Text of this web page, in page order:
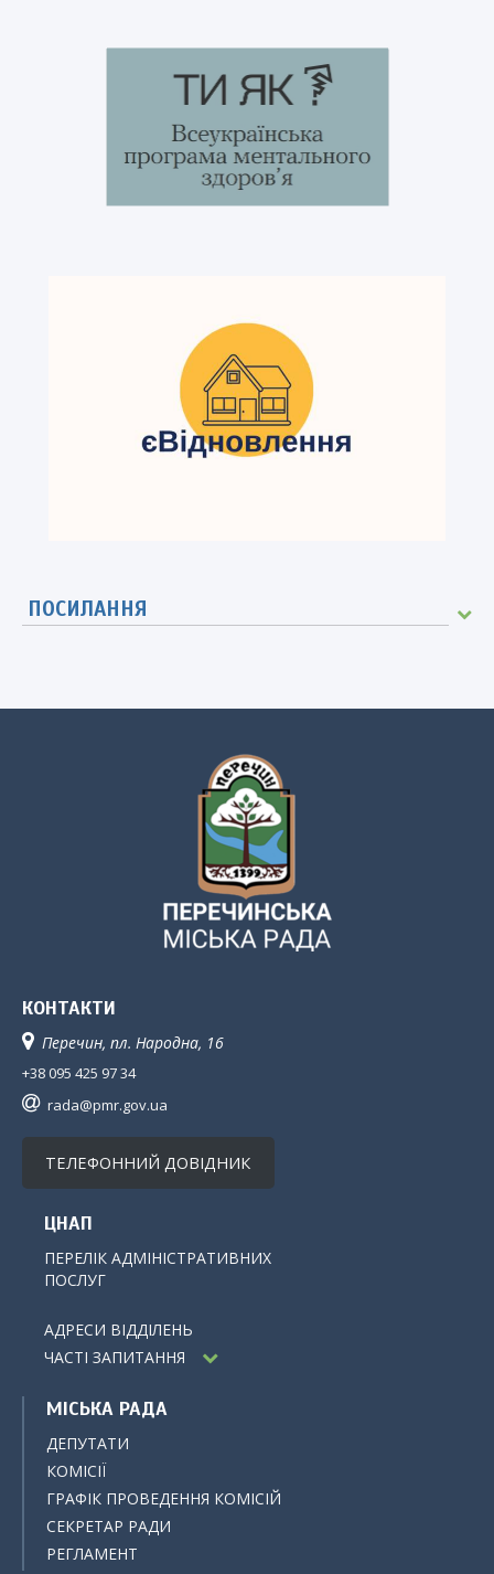
ПОСИЛАННЯ
КОНТАКТИ
Перечин, пл. Народна, 16
+38 095 425 97 34
rada@pmr.gov.ua
ТЕЛЕФОННИЙ ДОВІДНИК
ЦНАП
ПЕРЕЛІК АДМІНІСТРАТИВНИХ
ПОСЛУГ
АДРЕСИ ВІДДІЛЕНЬ
ЧАСТІ ЗАПИТАННЯ
МІСЬКА РАДА
ДЕПУТАТИ
КОМІСІЇ
ГРАФІК ПРОВЕДЕННЯ КОМІСІЙ
СЕКРЕТАР РАДИ
РЕГЛАМЕНТ